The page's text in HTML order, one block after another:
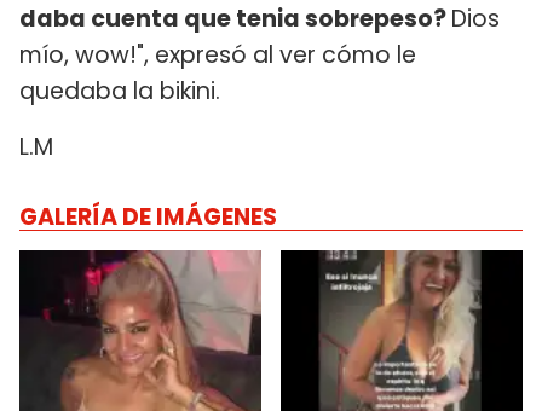
daba cuenta que tenia sobrepeso?Dios
mío, wow!", expresó al ver cómo le
quedaba la bikini.
L.M
GALERÍA DE IMÁGENES